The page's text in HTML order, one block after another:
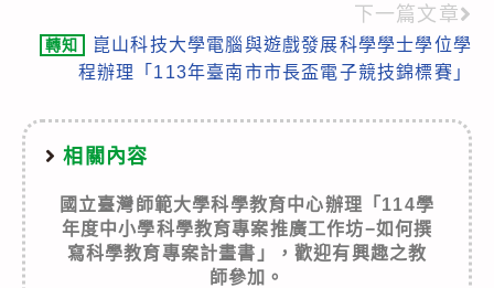
下一篇文章
轉知
崑山科技大學電腦與遊戲發展科學學士學位學
程辦理「113年臺南市市長盃電子競技錦標賽」
相關內容
國立臺灣師範大學科學教育中心辦理「114學
年度中小學科學教育專案推廣工作坊−如何撰
寫科學教育專案計畫書」，歡迎有興趣之教
師參加。